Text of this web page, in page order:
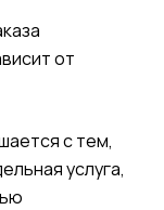
от
с тем,
услуга,